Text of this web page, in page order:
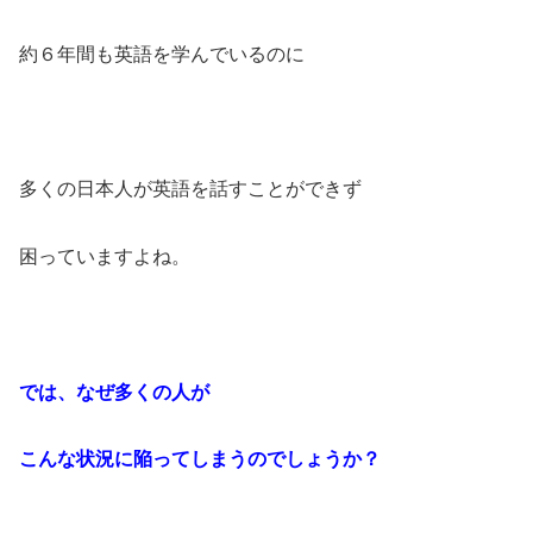
約６年間も英語を学んでいるのに
多くの日本人が英語を話すことができず
困っていますよね。
では、なぜ多くの人が
こんな状況に陥ってしまうのでしょうか？